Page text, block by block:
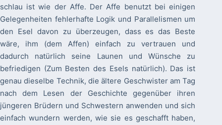
schlau ist wie der Affe. Der Affe benutzt bei einigen
Gelegenheiten fehlerhafte Logik und Parallelismen um
den Esel davon zu überzeugen, dass es das Beste
wäre, ihm (dem Affen) einfach zu vertrauen und
dadurch natürlich seine Launen und Wünsche zu
befriedigen (Zum Besten des Esels natürlich). Das ist
genau dieselbe Technik, die ältere Geschwister am Tag
nach dem Lesen der Geschichte gegenüber ihren
jüngeren Brüdern und Schwestern anwenden und sich
einfach wundern werden, wie sie es geschafft haben,